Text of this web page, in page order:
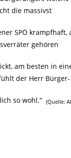
die massivst
SPÖ krampfhaft,
gehören
am besten in
der Herr Bürger-
so wohl.“ (Quelle: